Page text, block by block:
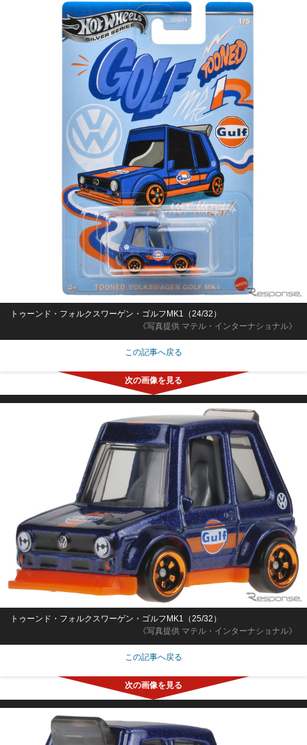
《写真提供 マテル・インターナショナル》
トゥーンド・フォルクスワーゲン・ゴルフMK1（24/32）
この記事へ戻る
《写真提供 マテル・インターナショナル》
トゥーンド・フォルクスワーゲン・ゴルフMK1（25/32）
この記事へ戻る